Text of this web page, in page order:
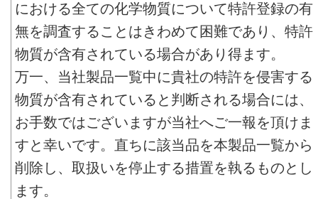
における全ての化学物質について特許登録の有
無を調査することはきわめて困難であり、特許
物質が含有されている場合があり得ます。
万一、当社製品一覧中に貴社の特許を侵害する
物質が含有されていると判断される場合には、
お手数ではございますが当社へご一報を頂けま
すと幸いです。直ちに該当品を本製品一覧から
削除し、取扱いを停止する措置を執るものとし
ます。